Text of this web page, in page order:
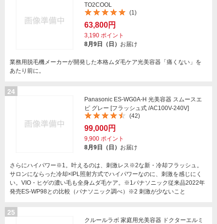
TO2COOL
(1)
63,800円
3,190 ポイント
8月9日（日） お届け
業務用脱毛機メーカーが開発した本格ムダ毛ケア光美容器「痛くない」を
あたり前に。
24
Panasonic ES-WG0A-H 光美容器 スムースエ
ピ グレー [フラッシュ式 /AC100V-240V]
(42)
99,000円
9,900 ポイント
8月9日（日） お届け
さらにハイパワー※1。叶えるのは、刺激レス※2な新・冷却フラッシュ。
サロンにならった冷却×IPL照射方式でハイパワーなのに、刺激を感じにく
い。VIO・ヒゲの濃い毛も全身ムダ毛ケア。※1パナソニック従来品2022年
発売ES-WP98との比較（パナソニック調べ）※2 刺激が少ないこと
25
クルールラボ 家庭用光美容器 ドクターエルミ